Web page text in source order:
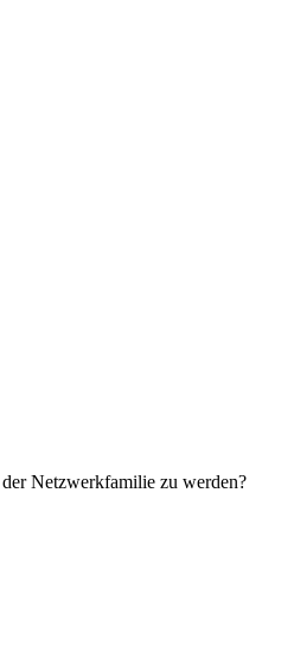
Netzwerkfamilie zu werden?